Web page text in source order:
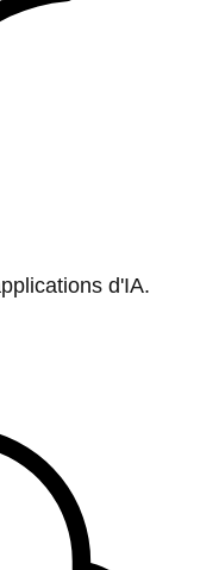
d'IA.